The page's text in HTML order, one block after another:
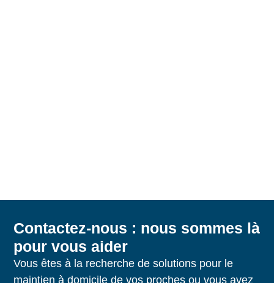
Contactez-nous : nous sommes là
pour vous aider
Vous êtes à la recherche de solutions pour le
maintien à domicile de vos proches ou vous avez